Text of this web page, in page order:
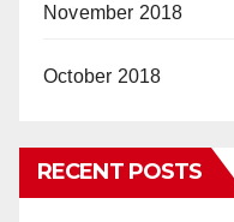
November 2018
October 2018
RECENT POSTS